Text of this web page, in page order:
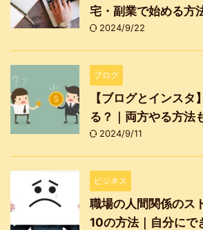
宅・副業で始める方
2024/9/22
ブログ
【ブログとインスタ
る？｜両方やる方法
2024/9/11
ビジネス
職場の人間関係のス
10の方法｜自分にで